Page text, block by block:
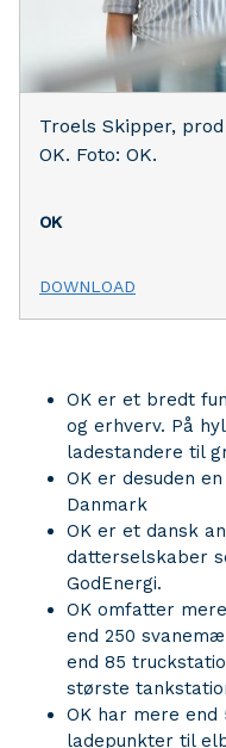
Troels Skipper,
OK. Foto: OK.
OK
DOWNLOAD
OK er et bredt
og erhverv. På
ladestandere til
OK er desuden
Danmark
OK er et dansk
datterselskaber
GodEnergi.
OK omfatter
end 250
end 85
største
OK har mere
ladepunkter til